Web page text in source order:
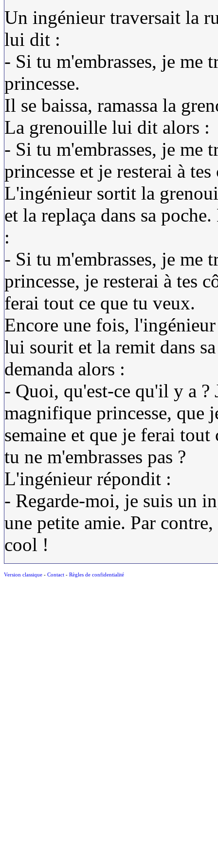
Un ingénieur traversait la
lui dit :
- Si tu m'embrasses, je me
princesse.
Il se baissa, ramassa la
La grenouille lui dit alors :
- Si tu m'embrasses, je me
princesse et je resterai à
L'ingénieur sortit la
et la replaça dans sa
:
- Si tu m'embrasses, je me
princesse, je resterai à tes
ferai tout ce que tu veux.
Encore une fois,
lui sourit et la remit dans
demanda alors :
- Quoi, qu'est-ce qu'il y a ?
magnifique princesse, que
semaine et que je ferai
tu ne m'embrasses pas ?
L'ingénieur répondit :
- Regarde-moi, je suis un
une petite amie. Par
cool !
Version classique - Contact - Règles de confidentialité